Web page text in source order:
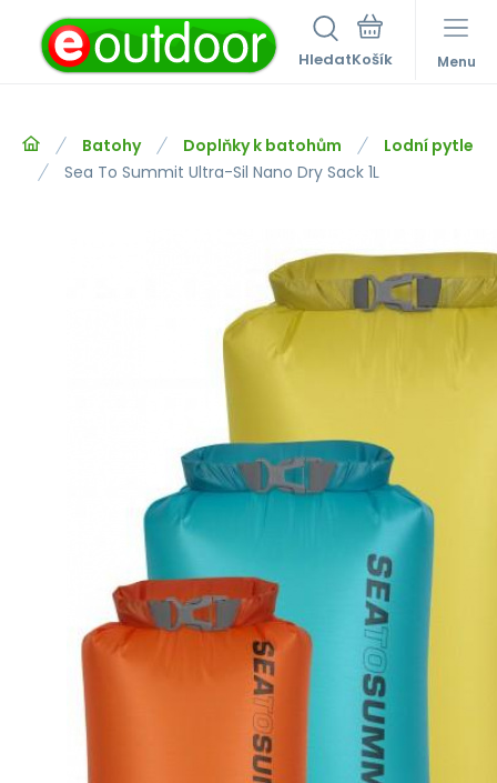
Hledat Menu
Batohy Doplňky k batohům
Lodní pytle
Sea To Summit Ultra-Sil Nano Dry Sack 1L